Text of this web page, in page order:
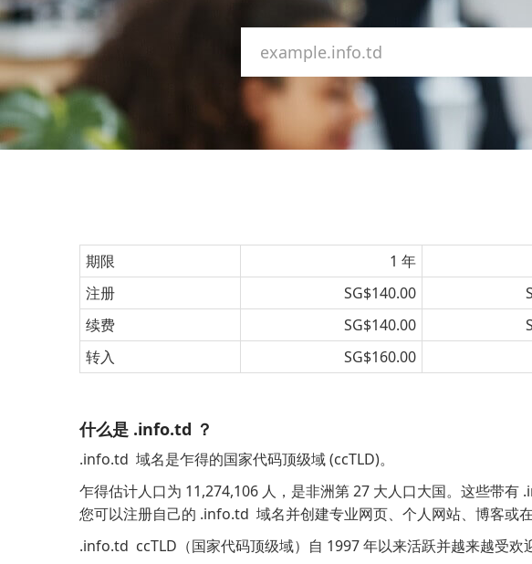
期限 1 年
注册
SG$140.00
续费
SG$140.00
转入
SG$160.00
什么是 .info.td ？
.info.td 域名是乍得的国家代码顶级域 (ccTLD)。
乍得估计人口为 11,274,106 人，是非洲第 27 大人口大国。这些带有
您可以注册自己的 .info.td 域名并创建专业网页、个人网站、博客或
.info.td ccTLD（国家代码顶级域）自 1997 年以来活跃并越来越受欢迎